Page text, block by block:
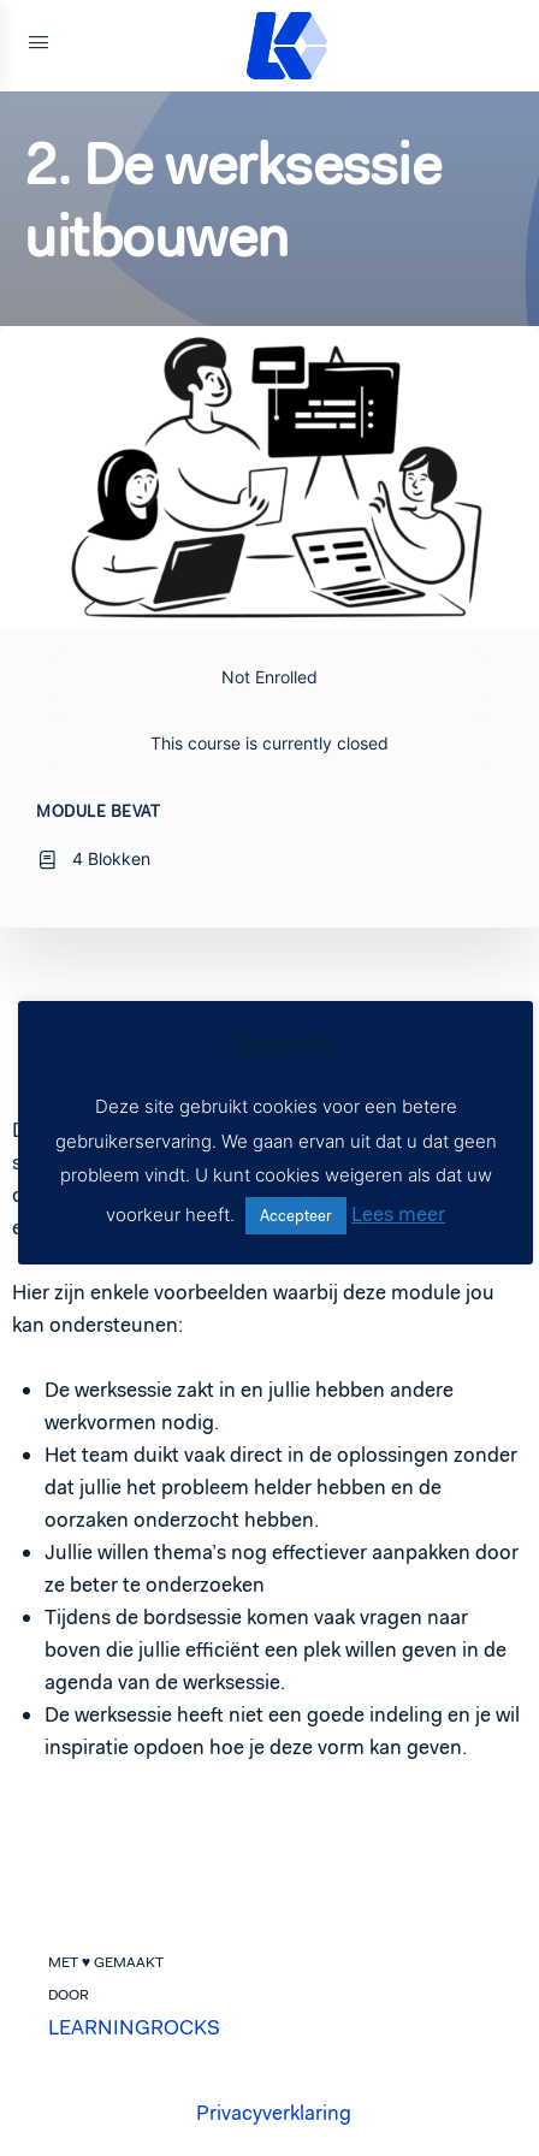
2. De werksessie
uitbouwen
De werksessies zijn de momenten waarop de teams
samenkomen om te werken aan het verbeteren van het
onderwijs. Het is dus van belang dat deze sessies
effectief zijn en prettig en efficiënt verlopen.
Hier zijn enkele voorbeelden waarbij deze module jou
kan ondersteunen:
De werksessie zakt in en jullie hebben andere
werkvormen nodig.
Het team duikt vaak direct in de oplossingen zonder
dat jullie het probleem helder hebben en de
oorzaken onderzocht hebben.
Jullie willen thema’s nog effectiever aanpakken door
ze beter te onderzoeken
Tijdens de bordsessie komen vaak vragen naar
boven die jullie efficiënt een plek willen geven in de
agenda van de werksessie.
De werksessie heeft niet een goede indeling en je wil
inspiratie opdoen hoe je deze vorm kan geven.
Not Enrolled
This course is currently closed
MODULE BEVAT
4 Blokken
MET ♥ GEMAAKT
DOOR
LEARNINGROCKS
Privacyverklaring
Cookies
Deze site gebruikt cookies voor een betere
gebruikerservaring. We gaan ervan uit dat u dat geen
probleem vindt. U kunt cookies weigeren als dat uw
voorkeur heeft.
Accepteer Lees meer